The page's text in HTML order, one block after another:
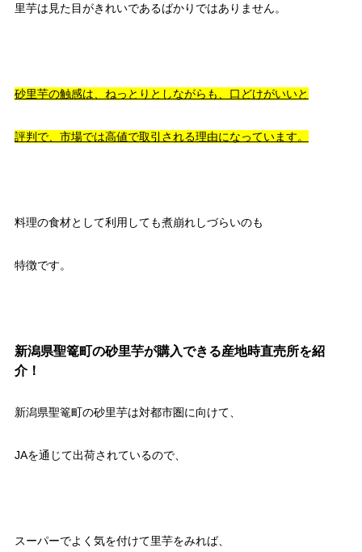
里芋は見た目がきれいであるばかりではありません。
砂里芋の触感は、ねっとりとしながらも、口どけがいいと
評判で、市場では高値で取引される理由になっています。
料理の食材として利用しても煮崩れしづらいのも
特徴です。
新潟県聖篭町の砂里芋が購入できる産地時直売所を紹
介！
新潟県聖篭町の砂里芋は対都市圏に向けて、
JAを通じて出荷されているので、
スーパーでよく気を付けて里芋をみれば、